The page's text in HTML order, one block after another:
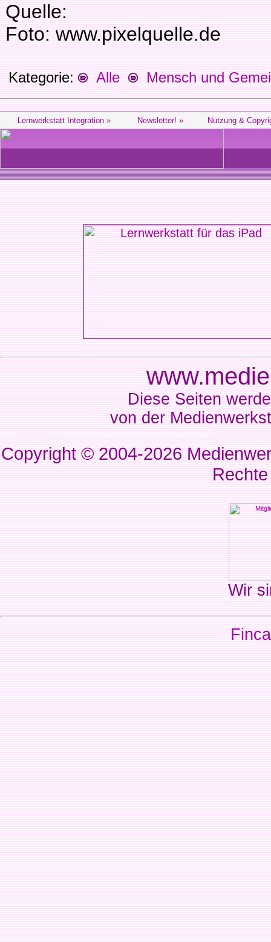
Quelle:
Foto: www.pixelquelle.de
Kategorie: Alle Mensch und
Lernwerkstatt Integration » Newsletter! » Nutzung &
Diese Seiten
von der
Copyright © 2004-2026
Wir